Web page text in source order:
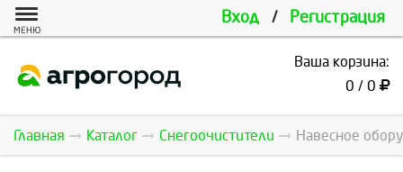
Вход / Регистрация
МЕНЮ
Ваша корзина:
0 / 0
Главная Каталог Снегоочистители Навесное